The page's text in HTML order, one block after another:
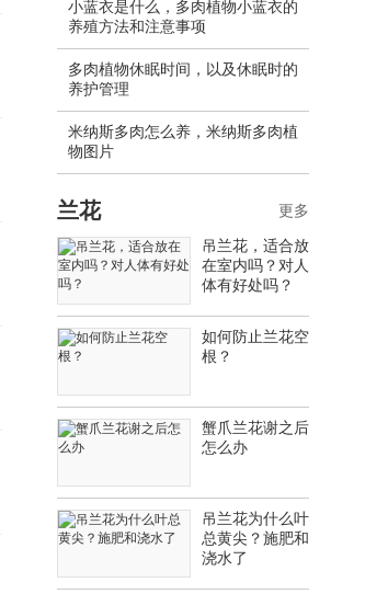
小蓝衣是什么，多肉植物小蓝衣的
养殖方法和注意事项
多肉植物休眠时间，以及休眠时的
养护管理
米纳斯多肉怎么养，米纳斯多肉植
物图片
兰花
吊兰花，适合放
在室内吗？对人
体有好处吗？
如何防止兰花空
根？
蟹爪兰花谢之后
怎么办
吊兰花为什么叶
总黄尖？施肥和
浇水了
更多